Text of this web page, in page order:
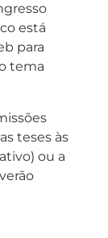
está
para
tema
teses às
ou a